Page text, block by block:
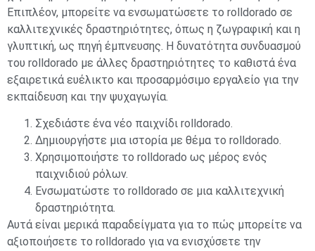
Επιπλέον, μπορείτε να ενσωματώσετε το rolldorado σε
καλλιτεχνικές δραστηριότητες, όπως η ζωγραφική και η
γλυπτική, ως πηγή έμπνευσης. Η δυνατότητα συνδυασμού
του rolldorado με άλλες δραστηριότητες το καθιστά ένα
εξαιρετικά ευέλικτο και προσαρμόσιμο εργαλείο για την
εκπαίδευση και την ψυχαγωγία.
Σχεδιάστε ένα νέο παιχνίδι rolldorado.
Δημιουργήστε μια ιστορία με θέμα το rolldorado.
Χρησιμοποιήστε το rolldorado ως μέρος ενός
παιχνιδιού ρόλων.
Ενσωματώστε το rolldorado σε μια καλλιτεχνική
δραστηριότητα.
Αυτά είναι μερικά παραδείγματα για το πώς μπορείτε να
αξιοποιήσετε το rolldorado για να ενισχύσετε την